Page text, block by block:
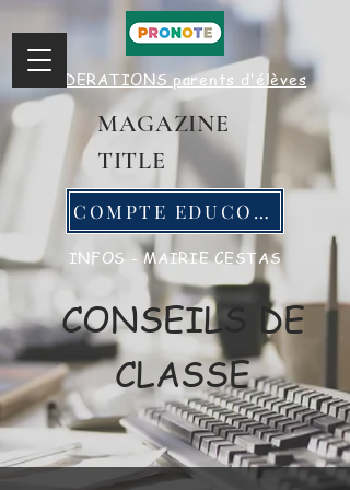
FEDERATIONS parents d'élèves
INFOS - MAIRIE CESTAS
COMPTE EDUCONNECT
MAGAZINE
TITLE
CONSEILS DE
CLASSE